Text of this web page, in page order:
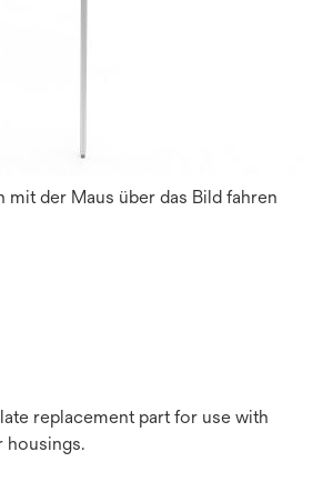
mit der Maus über das Bild fahren
replacement part for use with